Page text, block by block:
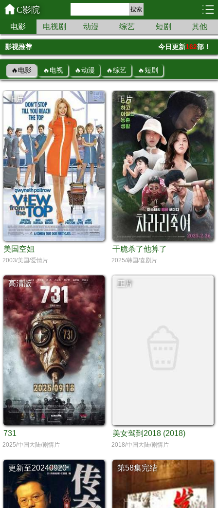
C影院 搜索
电影 电视剧 动漫 综艺 短剧 其他
影视推荐 今日更新162部！
🔥电影 🔥电视 🔥动漫 🔥综艺 🔥短剧
正片
美国空姐
2003/美国/爱情片
正片
干脆杀了他算了
2025/韩国/喜剧片
高清版
731
2025/中国大陆/剧情片
正片
美女驾到2018 (2018)
2018/中国大陆/剧情片
更新至20240920 第58集完结